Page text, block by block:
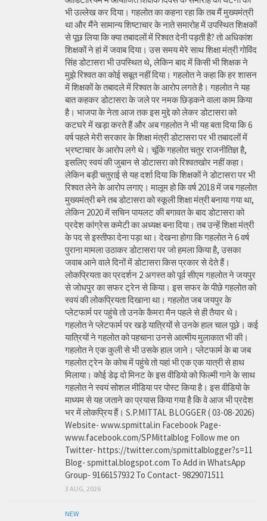
भी उल्लेख कर दिया। गहलोत का कहना रहा कि तब मैं मुख्यमंत्री
था और मैंने सामान्य शिष्टाचार के नाते समारोह में उपस्थित शिक्षकों
से पूछ लिया कि क्या तबादलों में रिश्वत देनी पड़ती है? तो अधिकांश
शिक्षकों ने हां में जवाब दिया। उस समय मेरे साथ शिक्षा मंत्री गोविंद
सिंह डोटासरा भी उपस्थित थे, लेकिन बाद में किसी भी शिक्षक ने
मुझे रिश्वत का कोई सबूत नहीं दिया। गहलोत ने कहा कि हर शासन
में शिक्षकों के तबादले में रिश्वत के आरोप लगते है। गहलोत ने यह
बात कहकर डोटासरा के जले पर नमक छिड़कने वाला काम किया
है। भाजपा के नेता आज तक इस मुद्दे को लेकर डोटासरा को
कटघरे में खड़ा करते हैं और अब गहलोत ने भी यह बता दिया कि 6
वर्ष पहले मेरी सरकार के शिक्षा मंत्री डोटासरा पर भी तबादलों में
भ्रष्टाचार के आरोप लगे थे। चूंकि गहलोत चतुर राजनीतिज्ञ है,
इसलिए स्वयं की जुबान से डोटासरा को रिश्वतखोर नहीं कहा।
लेकिन बड़ी चतुराई से यह दर्शा दिया कि शिक्षकों ने डोटासरा पर भी
रिश्वत लेने के आरोप लगाए। मालूम हो कि वर्ष 2018 में जब गहलोत
मुख्यमंत्री बने तब डोटासरा को स्कूली शिक्षा मंत्री बनाया गया था,
लेकिन 2020 में सचिन पायलट की बगावत के बाद डोटासरा को
प्रदेश कांग्रेस कमेटी का अध्यक्ष बना दिया। तब उन्हें शिक्षा मंत्री
के पद से इस्तीफा देना पड़ा था। देखना होगा कि गहलोत ने 6 वर्ष
पुराना मामला उठाकर डोटासरा पर जो हमला किया है, उसका
जवाब आने वाले दिनों में डोटासरा किस प्रकार से देते हैं।
लोकप्रियता का प्रदर्शन 2 अगस्त को पूर्व सीएम गहलोत ने जयपुर
से जोधपुर का सफर ट्रेन से किया। इस सफर के पीछे गहलोत को
स्वयं की लोकप्रियता दिखाना था। गहलोत जब जयपुर के
प्लेटफार्म पर पहुंचे तो उनके कैमरा मैन पहले से ही तैयार थे।
गहलोत ने प्लेटफार्म पर खड़े यात्रियों से उनके हाल चाल पूछे। कई
यात्रियों ने गहलोत को पहचाना उनसे आत्मीय मुलाकात भी की।
गहलोत ने एक कुली से भी उसके हाल जाने। प्लेटफार्म के बा जब
गहलोत ट्रेन के कोच में पहुंचे तो यहां भी एक एक यात्री से हाथ
मिलाया। कोई डेढ़ दो मिनट के इस वीडियो को फिल्मी गाने के साथ
गहलोत ने स्वयं सोशल मीडिया पर पोस्ट किया है। इस वीडियो के
माध्यम से यह जताने का प्रयास किया गया है कि वे आज भी प्रदेश
भर में लोकप्रिय हैं। S.P.MITTAL BLOGGER ( 03-08-2026)
Website- www.spmittal.in Facebook Page-
www.facebook.com/SPMittalblog Follow me on
Twitter- https://twitter.com/spmittalblogger?s=11
Blog- spmittal.blogspot.com To Add in WhatsApp
Group- 9166157932 To Contact- 9829071511
3 AUG, 2026
NEW